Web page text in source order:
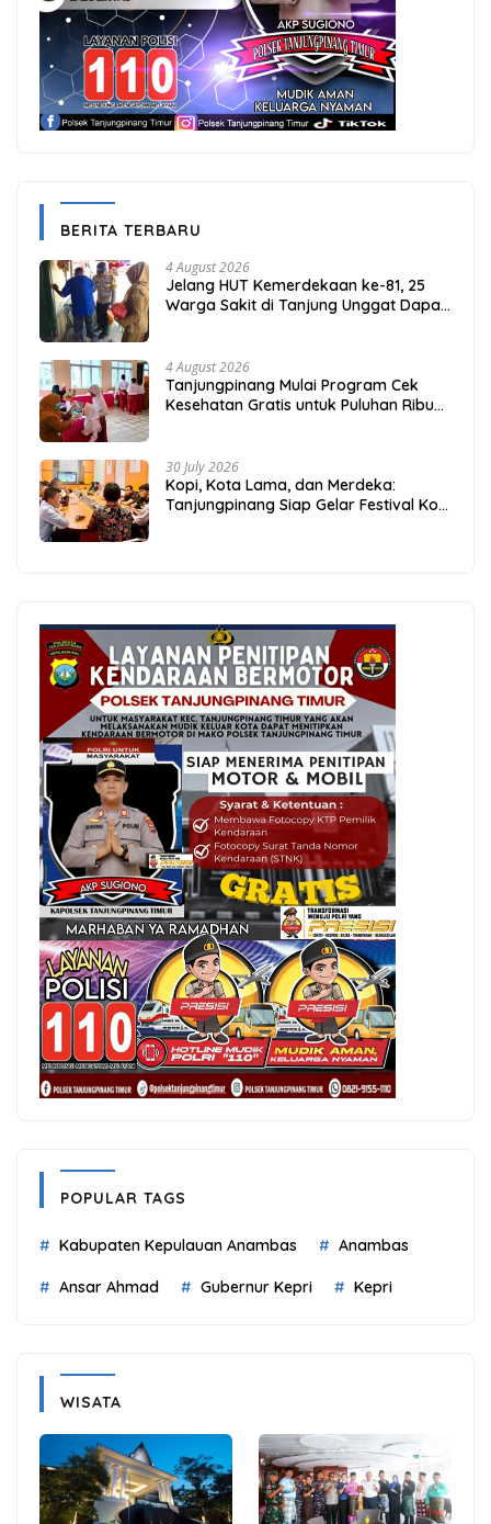
BERITA TERBARU
4 August 2026
Jelang HUT Kemerdekaan ke-81, 25
Warga Sakit di Tanjung Unggat Dapat
4 August 2026
Tanjungpinang Mulai Program Cek
Kesehatan Gratis untuk Puluhan Ribu
30 July 2026
Kopi, Kota Lama, dan Merdeka:
Tanjungpinang Siap Gelar Festival Kopi
POPULAR TAGS
Kabupaten Kepulauan Anambas Anambas
Ansar Ahmad Gubernur Kepri Kepri
WISATA